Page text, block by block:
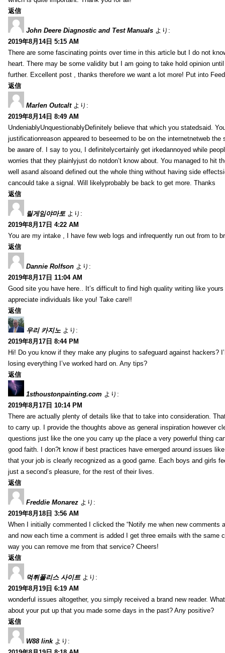
返信
John Deere Diagnostic and Test Manuals より:
2019年8月14日 5:15 AM
There are some fascinating points over time in this article but I do not
heart. There may be some validity but I am going to take hold opinion
further. Excellent post , thanks therefore we want a lot more! Put into
返信
Marlen Outcalt より:
2019年8月14日 8:49 AM
UndeniablyUnquestionablyDefinitely believe that which you statedsaid.
justificationreason appeared to beseemed to be on the internetnetweb
be aware of. I say to you, I definitelycertainly get irkedannoyed while
worries that they plainlyjust do notdon’t know about. You managed to hit
well asand alsoand defined out the whole thing without having side
cancould take a signal. Will likelyprobably be back to get more. Thanks
返信
릴게임야마토 より:
2019年8月17日 4:22 AM
You are my intake , I have few web logs and infrequently run out from to
返信
Dannie Rolfson より:
2019年8月17日 11:04 AM
Good site you have here.. It’s difficult to find high quality writing like
appreciate individuals like you! Take care!!
返信
우리 카지노 より:
2019年8月17日 8:44 PM
Hi! Do you know if they make any plugins to safeguard against hackers?
losing everything I’ve worked hard on. Any tips?
返信
1sthoustonpainting.com より:
2019年8月17日 10:14 PM
There are actually plenty of details like that to take into consideration.
to carry up. I provide the thoughts above as general inspiration however
questions just like the one you carry up the place a very powerful thing
good faith. I don?t know if best practices have emerged around issues
that your job is clearly recognized as a good game. Each boys and girls
just a second’s pleasure, for the rest of their lives.
返信
Freddie Monarez より:
2019年8月18日 3:56 AM
When I initially commented I clicked the “Notify me when new comments
and now each time a comment is added I get three emails with the same
way you can remove me from that service? Cheers!
返信
먹튀폴리스 사이트 より:
2019年8月19日 6:19 AM
wonderful issues altogether, you simply received a brand new reader.
about your put up that you made some days in the past? Any positive?
返信
W88 link より: